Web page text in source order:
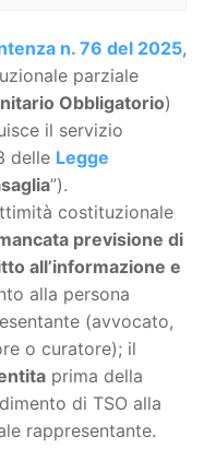
n. 76 del 2025,
parziale
Obbligatorio)
il servizio
delle Legge
”).
costituzionale
previsione di
all’informazione e
alla persona
(avvocato,
o curatore); il
prima della
di TSO alla
rappresentante.